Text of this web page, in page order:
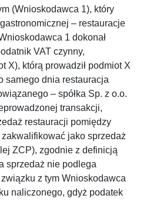
(Wnioskodawca 1), który
– restauracje
1 dokonał
VAT czynny,
X), którą prowadził podmiot X
samego dnia restauracja
– spółka Sp. z o.o.
transakcji,
restauracji pomiędzy
jako sprzedaż
ZCP), zgodnie z definicją
sprzedaż nie podlega
z tym Wnioskodawca
naliczonego, gdyż podatek